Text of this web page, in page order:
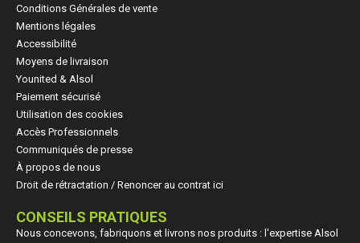
Conditions Générales de vente
Mentions légales
Accessibilité
Moyens de livraison
Younited & Alsol
Paiement sécurisé
Utilisation des cookies
Accès Professionnels
Communiqués de presse
À propos de nous
Droit de rétractation / Renoncer au contrat ici
CONSEILS PRATIQUES
Nous concevons, fabriquons et livrons nos produits : l'expertise Alsol